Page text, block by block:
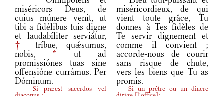
miséricors Deus, de
cuius múnere venit, ut
tibi a fidélibus tuis digne
et laudabíliter serviátur,
†
tríbue, quǽsumus,
nobis,* ut ad
promissiónes tuas sine
offensióne currámus. Per
Dóminum.
miséricordieux, de qui
vient toute grâce, Tu
donnes à Tes fidèles de
Te servir dignement et
comme il convient ;
accorde-nous de courir
sans risque de chute,
vers les biens que Tu as
promis.
Si præest sacerdos vel Si un prêtre ou un diacre